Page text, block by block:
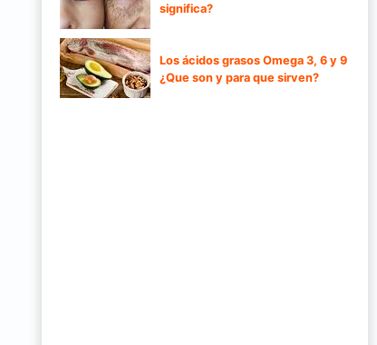
significa?
Los ácidos grasos Omega 3, 6 y 9
¿Que son y para que sirven?